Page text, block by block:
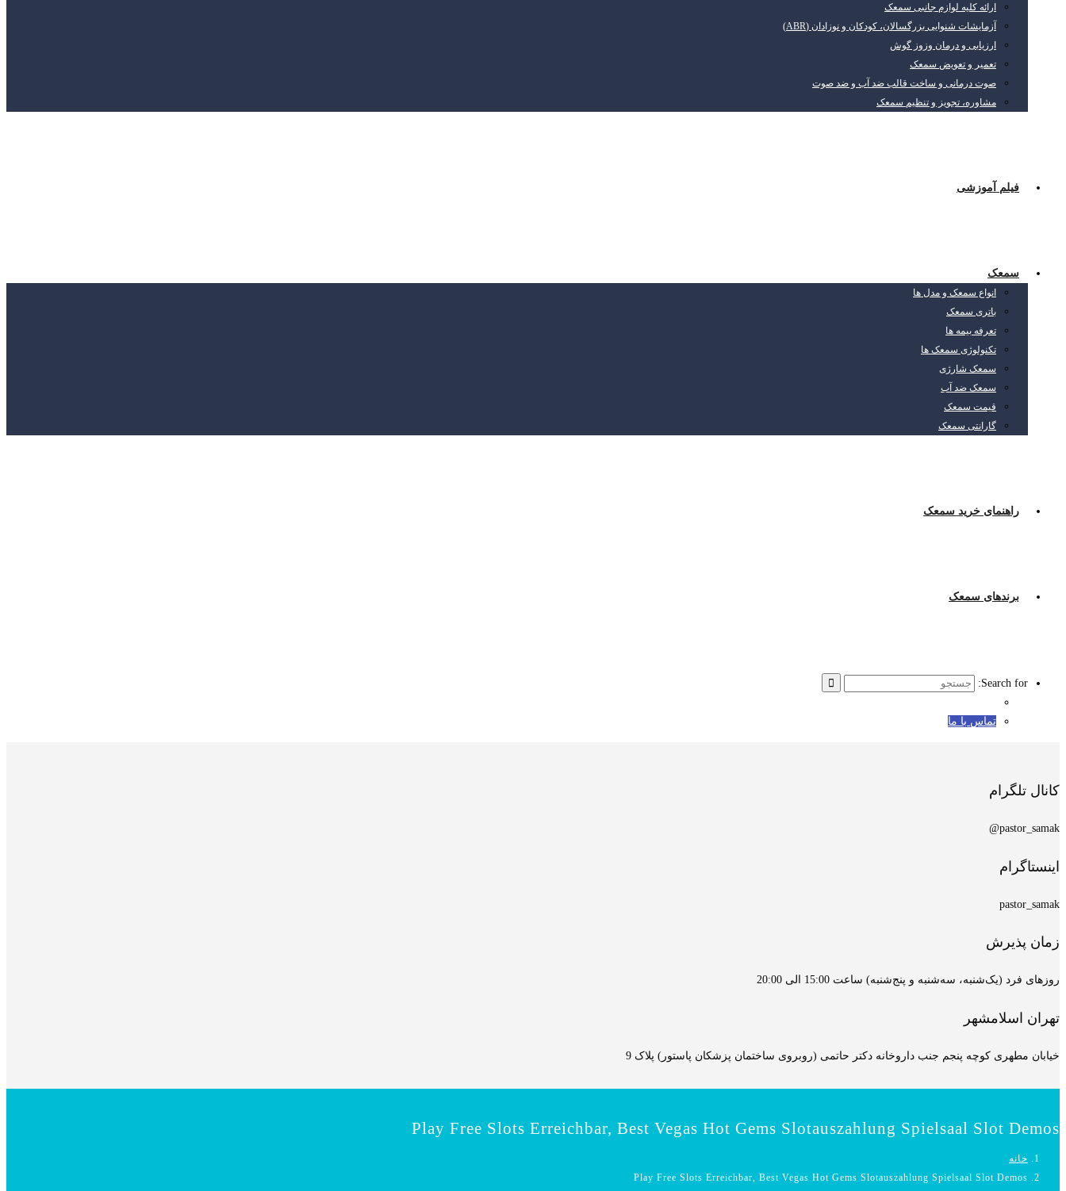
ارائه کلیه لوازم جانبی سمعک
آزمایشات شنوایی بزرگسالان، کودکان و نوزادان (ABR)
ارزیابی و درمان وزوز گوش
تعمیر و تعویض سمعک
صوت درمانی و ساخت قالب ضد آب و ضد صوت
مشاوره، تجویز و تنظیم سمعک
فیلم آموزشی
سمعک
انواع سمعک و مدل ها
باتری سمعک
تعرفه بیمه ها
تکنولوژی سمعک ها
سمعک شارژی
سمعک ضد آب
قیمت سمعک
گارانتی سمعک
راهنمای خرید سمعک
برندهای سمعک
Search for:
تماس با ما
کانال تلگرام
pastor_samak@
اینستاگرام
pastor_samak
زمان پذیرش
روزهای فرد (یک‌شنبه، سه‌شنبه و پنج‌شنبه) ساعت 15:00 الی 20:00
تهران اسلامشهر
خیابان مطهری کوچه پنجم جنب داروخانه دکتر حاتمی (روبروی ساختمان پزشکان پاستور) پلاک 9
Play Free Slots Erreichbar, Best Vegas Hot Gems Slotauszahlung Spielsaal Slot Demos
خانه
Play Free Slots Erreichbar, Best Vegas Hot Gems Slotauszahlung Spielsaal Slot Demos